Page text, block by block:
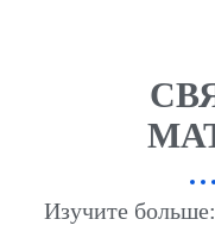
Изучите